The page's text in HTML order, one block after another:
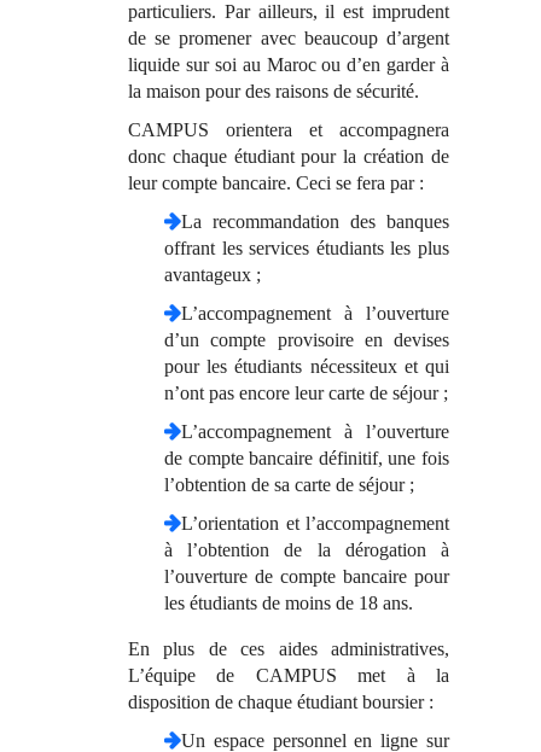
particuliers. Par ailleurs, il est imprudent
de se promener avec beaucoup d’argent
liquide sur soi au Maroc ou d’en garder à
la maison pour des raisons de sécurité.
CAMPUS orientera et accompagnera
donc chaque étudiant pour la création de
leur compte bancaire. Ceci se fera par :
La recommandation des banques
offrant les services étudiants les plus
avantageux ;
L’accompagnement à l’ouverture
d’un compte provisoire en devises
pour les étudiants nécessiteux et qui
n’ont pas encore leur carte de séjour ;
L’accompagnement à l’ouverture
de compte bancaire définitif, une fois
l’obtention de sa carte de séjour ;
L’orientation et l’accompagnement
à l’obtention de la dérogation à
l’ouverture de compte bancaire pour
les étudiants de moins de 18 ans.
En plus de ces aides administratives,
L’équipe de CAMPUS met à la
disposition de chaque étudiant boursier :
Un espace personnel en ligne sur